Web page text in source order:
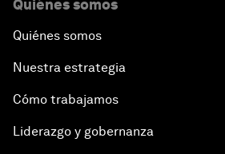
Quiénes somos
Quiénes somos
Nuestra estrategia
Cómo trabajamos
Liderazgo y gobernanza